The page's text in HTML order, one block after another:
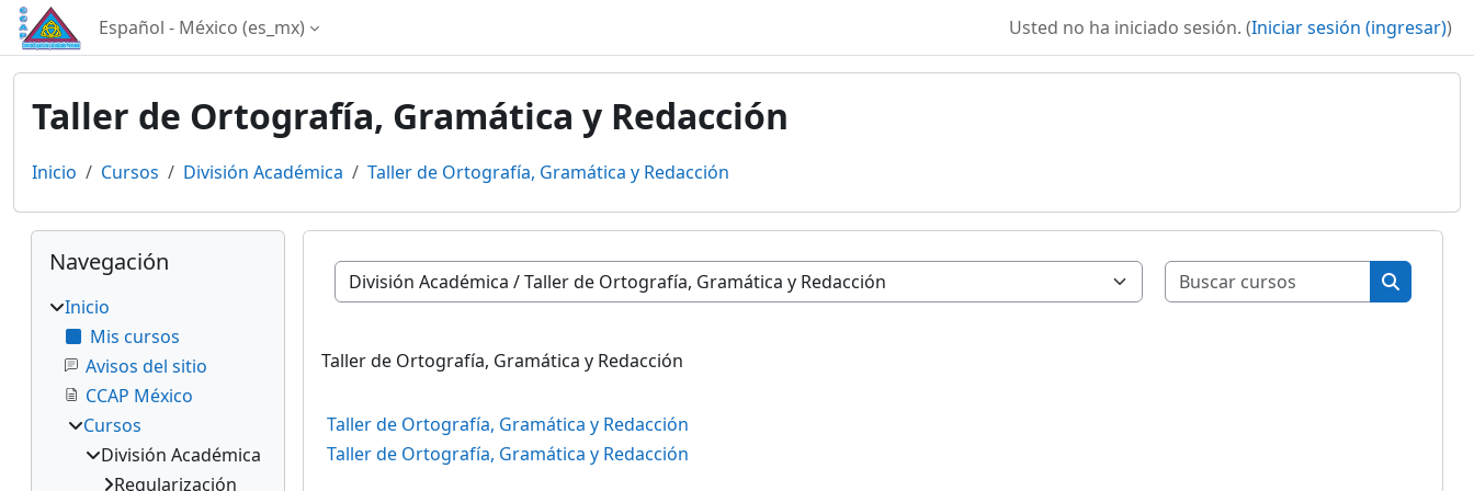
Saltar al contenido principal
Español - México ‎(es_mx)‎ Usted no ha iniciado sesión. (Iniciar sesión (ingresar))
Taller de Ortografía, Gramática y Redacción
Inicio Cursos División Académica Taller de Ortografía, Gramática y Redacción
Categorías
Buscar
Buscar
Taller de Ortografía, Gramática y Redacción
Taller de Ortografía, Gramática y Redacción
Taller de Ortografía, Gramática y Redacción
Bloques
Omitir Navegación
Navegación
Inicio
Mis cursos
Avisos del sitio
CCAP México
Cursos
División Académica
Regularización